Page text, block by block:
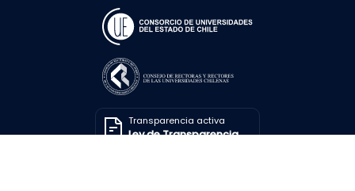
Transparencia activa
Ley de Transparencia